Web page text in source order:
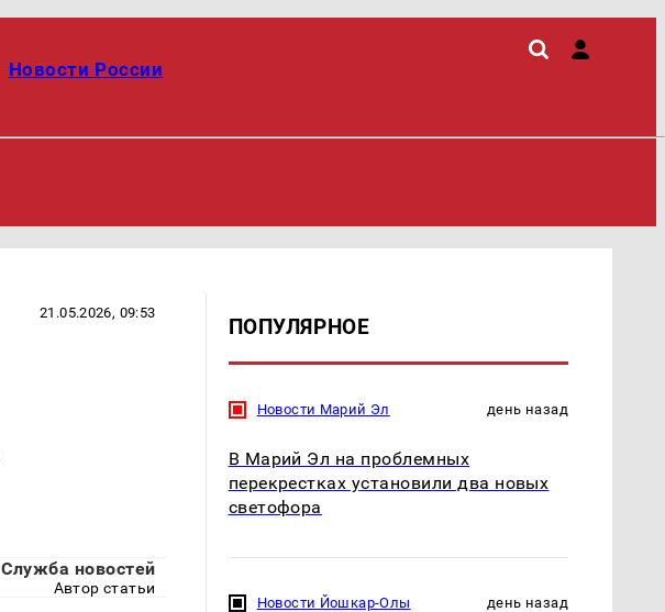
Новости России
21.05.2026, 09:53
Служба новостей
Автор статьи
ПОПУЛЯРНОЕ
Новости Марий Эл день назад
В Марий Эл на проблемных
перекрестках установили два новых
светофора
Новости Йошкар-Олы день назад